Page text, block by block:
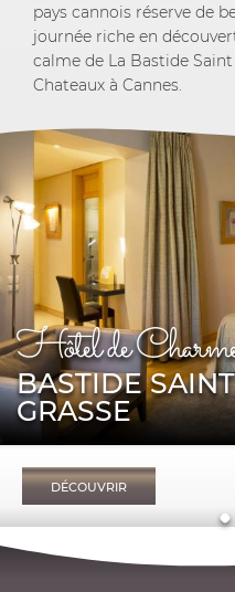
pays cannois réserve de
journée riche en
calme de La Bastide
Chateaux à Cannes.
Hôtel de
BASTIDE
GRASSE
DÉCOUVRIR